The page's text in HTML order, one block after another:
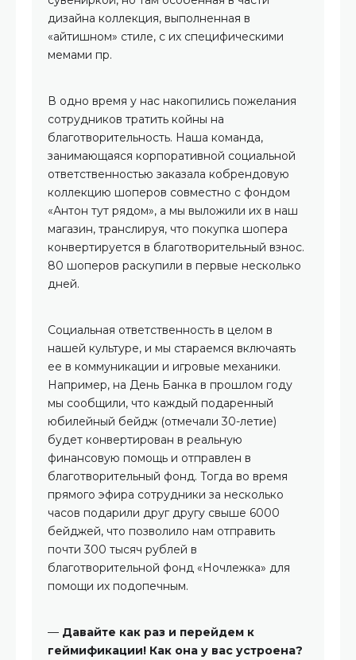
дизайна коллекция, выполненная в
«айтишном» стиле, с их специфическими
мемами пр.
В одно время у нас накопились пожелания
сотрудников тратить койны на
благотворительность. Наша команда,
занимающаяся корпоративной социальной
ответственностью заказала кобрендовую
коллекцию шоперов совместно с фондом
«Антон тут рядом», а мы выложили их в наш
магазин, транслируя, что покупка шопера
конвертируется в благотворительный взнос.
80 шоперов раскупили в первые несколько
дней.
Социальная ответственность в целом в
нашей культуре, и мы стараемся включаять
ее в коммуникации и игровые механики.
Например, на День Банка в прошлом году
мы сообщили, что каждый подаренный
юбилейный бейдж (отмечали 30-летие)
будет конвертирован в реальную
финансовую помощь и отправлен в
благотворительный фонд. Тогда во время
прямого эфира сотрудники за несколько
часов подарили друг другу свыше 6000
бейджей, что позволило нам отправить
почти 300 тысяч рублей в
благотворительной фонд «Ночлежка» для
помощи их подопечным.
— Давайте как раз и перейдем к
геймификации! Как она у вас устроена?